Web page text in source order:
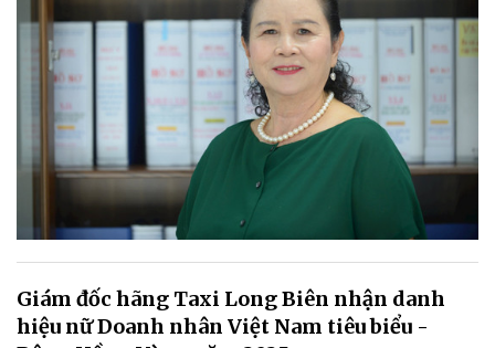
Giám đốc hãng Taxi Long Biên nhận danh
hiệu nữ Doanh nhân Việt Nam tiêu biểu -